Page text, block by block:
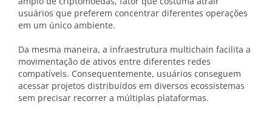
usuários que preferem concentrar diferentes operações
em um único ambiente.
Da mesma maneira, a infraestrutura multichain facilita a
movimentação de ativos entre diferentes redes
compatíveis. Consequentemente, usuários conseguem
acessar projetos distribuídos em diversos ecossistemas
sem precisar recorrer a múltiplas plataformas.